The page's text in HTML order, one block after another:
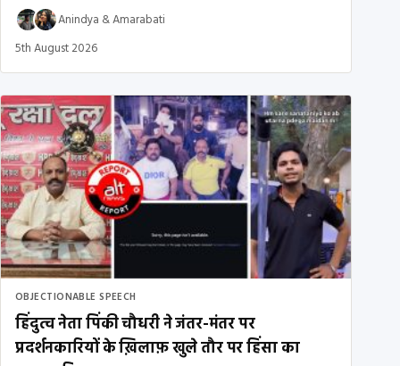
Anindya &Amarabati
5th August 2026
OBJECTIONABLE SPEECH
हिंदुत्व नेता पिंकी चौधरी ने जंतर-मंतर पर
प्रदर्शनकारियों के ख़िलाफ़ खुले तौर पर हिंसा का